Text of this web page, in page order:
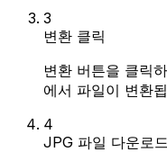
3
변환 클릭
변환 버튼을 클릭
에서 파일이 변환
4
JPG 파일 다운로드